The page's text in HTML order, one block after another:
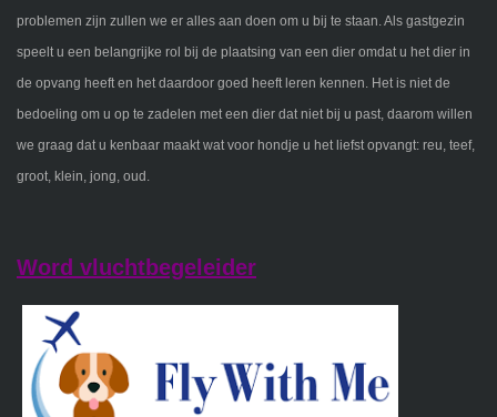
problemen zijn zullen we er alles aan doen om u bij te staan. Als gastgezin
speelt u een belangrijke rol bij de plaatsing van een dier omdat u het dier in
de opvang heeft en het daardoor goed heeft leren kennen. Het is niet de
bedoeling om u op te zadelen met een dier dat niet bij u past, daarom willen
we graag dat u kenbaar maakt wat voor hondje u het liefst opvangt: reu, teef,
groot, klein, jong, oud.
Word vluchtbegeleider